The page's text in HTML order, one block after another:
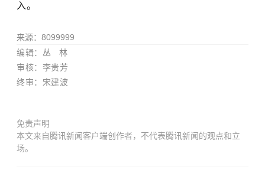
入。
来源： 8099999
编辑： 丛 林
审核：李贵芳
终审：宋建波
免责声明
本文来自腾讯新闻客户端创作者，不代表腾讯新闻的观点和立
场。